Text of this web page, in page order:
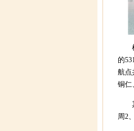
的
航点
铜仁
周2